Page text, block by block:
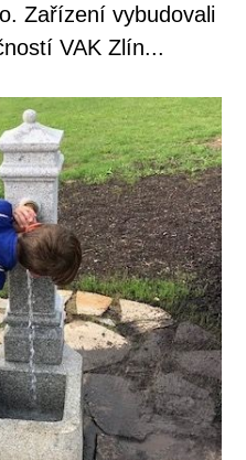
Zařízení vybudovali
VAK Zlín...